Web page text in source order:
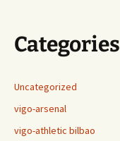
Categories
Uncategorized
vigo-arsenal
vigo-athletic bilbao